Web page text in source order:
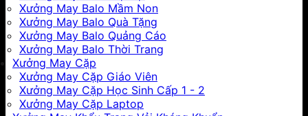
Xưởng May Balo Mầm Non
Xưởng May Balo Quà Tặng
Xưởng May Balo Quảng Cáo
Xưởng May Balo Thời Trang
Xưởng May Cặp
Xưởng May Cặp Giáo Viên
Xưởng May Cặp Học Sinh Cấp 1 - 2
Xưởng May Cặp Laptop